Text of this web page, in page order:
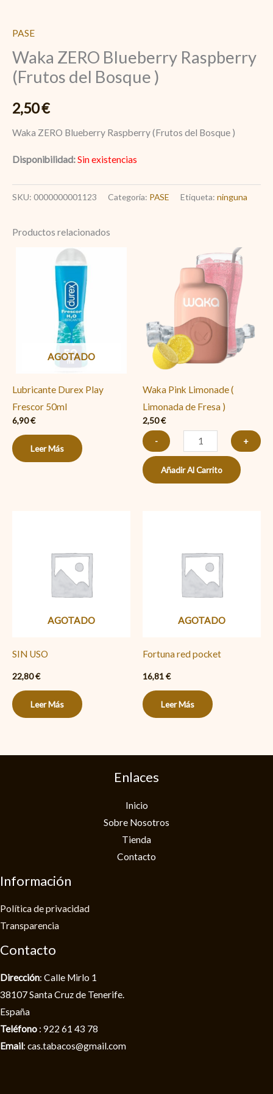
PASE
Waka ZERO Blueberry Raspberry
(Frutos del Bosque )
2,50€
Waka ZERO Blueberry Raspberry (Frutos del Bosque )
Disponibilidad:Sin existencias
SKU: 0000000001123 Categoría: PASE Etiqueta: ninguna
Productos relacionados
AGOTADO
Lubricante Durex Play
Frescor 50ml
6,90€
Leer Más
Waka Pink Limonade (
Limonada de Fresa )
2,50€
-
Waka
Pink
Limonade
(
Limonada
de
Fresa
cantidad
+
Añadir Al Carrito
AGOTADO
SIN USO
22,80€
Leer Más
AGOTADO
Fortuna red pocket
16,81€
Leer Más
Enlaces
Inicio
Sobre Nosotros
Tienda
Contacto
Información
Política de privacidad​
Transparencia
Contacto
Dirección: Calle Mirlo 1
38107 Santa Cruz de Tenerife.
España
Teléfono : 922 61 43 78
Email: cas.tabacos@gmail.com